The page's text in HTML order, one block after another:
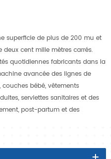
superficie de plus de 200 mu et
cent mille mètres carrés.
quotidiennes fabricants dans la
avancée des lignes de
bébé, vêtements
serviettes sanitaires et des
post-partum et des